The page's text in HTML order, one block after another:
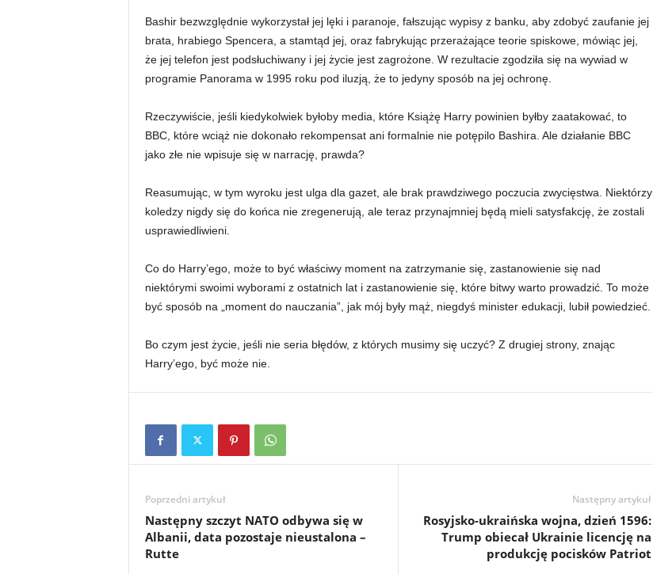
Bashir bezwzględnie wykorzystał jej lęki i paranoje, fałszując wypisy z banku, aby zdobyć zaufanie jej
brata, hrabiego Spencera, a stamtąd jej, oraz fabrykując przerażające teorie spiskowe, mówiąc jej,
że jej telefon jest podsłuchiwany i jej życie jest zagrożone. W rezultacie zgodziła się na wywiad w
programie Panorama w 1995 roku pod iluzją, że to jedyny sposób na jej ochronę.
Rzeczywiście, jeśli kiedykolwiek byłoby media, które Książę Harry powinien byłby zaatakować, to
BBC, które wciąż nie dokonało rekompensat ani formalnie nie potępilo Bashira. Ale działanie BBC
jako złe nie wpisuje się w narrację, prawda?
Reasumując, w tym wyroku jest ulga dla gazet, ale brak prawdziwego poczucia zwycięstwa. Niektórzy
koledzy nigdy się do końca nie zregenerują, ale teraz przynajmniej będą mieli satysfakcję, że zostali
usprawiedliwieni.
Co do Harry’ego, może to być właściwy moment na zatrzymanie się, zastanowienie się nad
niektórymi swoimi wyborami z ostatnich lat i zastanowienie się, które bitwy warto prowadzić. To może
być sposób na „moment do nauczania”, jak mój były mąż, niegdyś minister edukacji, lubił powiedzieć.
Bo czym jest życie, jeśli nie seria błędów, z których musimy się uczyć? Z drugiej strony, znając
Harry’ego, być może nie.
Poprzedni artykuł
Następny szczyt NATO odbywa się w
Albanii, data pozostaje nieustalona –
Rutte
Następny artykuł
Rosyjsko-ukraińska wojna, dzień 1596:
Trump obiecał Ukrainie licencję na
produkcję pocisków Patriot